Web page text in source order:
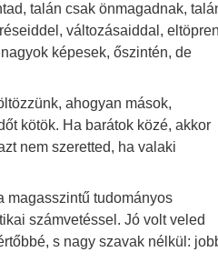
talán csak önmagadnak,
változásaiddal,
képesek, őszintén, de
ahogyan mások,
kötök. Ha barátok közé, akkor
nem szeretted, ha valaki
magasszintű tudományos
számvetéssel. Jó volt veled
s nagy szavak nélkül: